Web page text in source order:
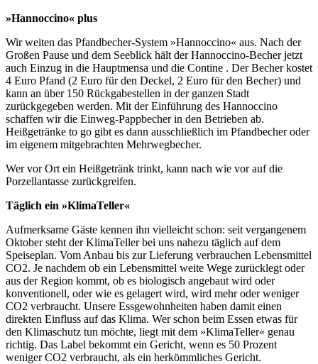
»Hannoccino« plus
Wir weiten das Pfandbecher-System »Hannoccino« aus. Nach der
Großen Pause und dem Seeblick hält der Hannoccino-Becher jetzt
auch Einzug in die Hauptmensa und die Contine . Der Becher kostet
4 Euro Pfand (2 Euro für den Deckel, 2 Euro für den Becher) und
kann an über 150 Rückgabestellen in der ganzen Stadt
zurückgegeben werden. Mit der Einführung des Hannoccino
schaffen wir die Einweg-Pappbecher in den Betrieben ab.
Heißgetränke to go gibt es dann ausschließlich im Pfandbecher oder
im eigenem mitgebrachten Mehrwegbecher.
Wer vor Ort ein Heißgetränk trinkt, kann nach wie vor auf die
Porzellantasse zurückgreifen.
Täglich ein »KlimaTeller«
Aufmerksame Gäste kennen ihn vielleicht schon: seit vergangenem
Oktober steht der KlimaTeller bei uns nahezu täglich auf dem
Speiseplan. Vom Anbau bis zur Lieferung verbrauchen Lebensmittel
CO2. Je nachdem ob ein Lebensmittel weite Wege zurücklegt oder
aus der Region kommt, ob es biologisch angebaut wird oder
konventionell, oder wie es gelagert wird, wird mehr oder weniger
CO2 verbraucht. Unsere Essgewohnheiten haben damit einen
direkten Einfluss auf das Klima. Wer schon beim Essen etwas für
den Klimaschutz tun möchte, liegt mit dem »KlimaTeller« genau
richtig. Das Label bekommt ein Gericht, wenn es 50 Prozent
weniger CO2 verbraucht, als ein herkömmliches Gericht.